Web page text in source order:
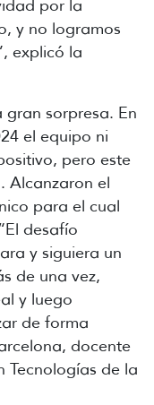
por la
y no logramos
explicó la
sorpresa. En
el equipo ni
pero este
Alcanzaron el
para el cual
desafío
y siguiera un
de una vez,
y luego
de forma
docente
Tecnologías de la